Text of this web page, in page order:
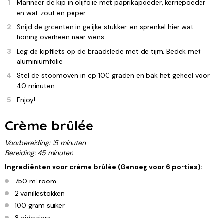
Marineer de kip in olijfolie met paprikapoeder, kerriepoeder
en wat zout en peper
Snijd de groenten in gelijke stukken en sprenkel hier wat
honing overheen naar wens
Leg de kipfilets op de braadslede met de tijm. Bedek met
aluminiumfolie
Stel de stoomoven in op 100 graden en bak het geheel voor
40 minuten
Enjoy!
Crème brûlée
Voorbereiding: 15 minuten
Bereiding: 45 minuten
Ingrediënten voor crème brûlée (Genoeg voor 6 porties):
750 ml room
2 vanillestokken
100 gram suiker